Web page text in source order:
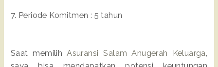
7. Periode Komitmen : 5 tahun
Saat memilihAsuransi Salam Anugerah Keluarga